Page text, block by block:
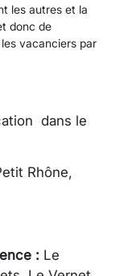
les autres et la
donc de
les vacanciers par
dans le
Rhône,
: Le